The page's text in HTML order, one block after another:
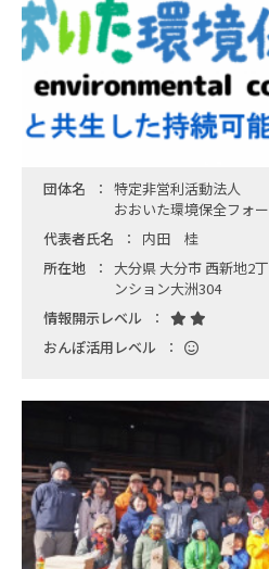
団体名
特定非営利活動法人
おおいた環境保全フォ
代表者氏名
内田 桂
所在地
大分県 大分市 西新地2
ンション大洲304
情報開示レベル
おんぽ活用レベル